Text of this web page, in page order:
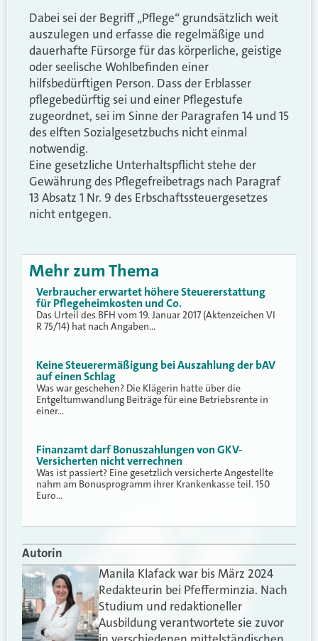
Dabei sei der Begriff „Pflege“ grundsätzlich weit
auszulegen und erfasse die regelmäßige und
dauerhafte Fürsorge für das körperliche, geistige
oder seelische Wohlbefinden einer
hilfsbedürftigen Person. Dass der Erblasser
pflegebedürftig sei und einer Pflegestufe
zugeordnet, sei im Sinne der Paragrafen 14 und 15
des elften Sozialgesetzbuchs nicht einmal
notwendig.
Eine gesetzliche Unterhaltspflicht stehe der
Gewährung des Pflegefreibetrags nach Paragraf
13 Absatz 1 Nr. 9 des Erbschaftssteuergesetzes
nicht entgegen.
Mehr zum Thema
Verbraucher erwartet höhere Steuererstattung
für Pflegeheimkosten und Co.
Das Urteil des BFH vom 19. Januar 2017 (Aktenzeichen VI
R 75/14) hat nach Angaben…
Keine Steuerermäßigung bei Auszahlung der bAV
auf einen Schlag
Was war geschehen? Die Klägerin hatte über die
Entgeltumwandlung Beiträge für eine Betriebsrente in
einer…
Finanzamt darf Bonuszahlungen von GKV-
Versicherten nicht verrechnen
Was ist passiert? Eine gesetzlich versicherte Angestellte
nahm am Bonusprogramm ihrer Krankenkasse teil. 150
Euro…
Autorin
Manila Klafack war bis März 2024
Redakteurin bei Pfefferminzia. Nach
Studium und redaktioneller
Ausbildung verantwortete sie zuvor